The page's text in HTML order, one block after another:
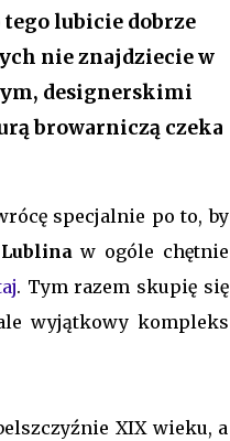
tego lubicie dobrze
nie znajdziecie w
designerskimi
browarniczą czeka
specjalnie po to, by
Lublinaw ogóle chętnie
. Tym razem skupię się
wyjątkowy kompleks
XIX wieku, a